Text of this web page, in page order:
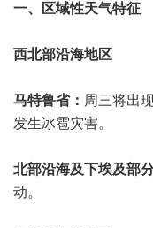
一、区域性天气特征
西北部沿海地区
马特鲁省： 周三将出
发生冰雹灾害。
北部沿海及下埃及部
动。